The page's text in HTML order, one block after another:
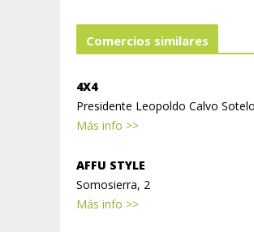
Comercios similares
4X4
Presidente Leopoldo Calvo
Más info >>
AFFU STYLE
Somosierra, 2
Más info >>